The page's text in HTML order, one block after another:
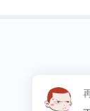
用占比达